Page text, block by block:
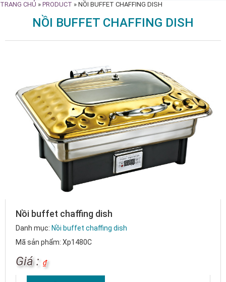
TRANG CHỦ » PRODUCT » NỒI BUFFET CHAFFING DISH
NỒI BUFFET CHAFFING DISH
Nồi buffet chaffing dish
Danh mục: Nồi buffet chaffing dish
Mã sản phẩm: Xp1480C
Giá : ₫